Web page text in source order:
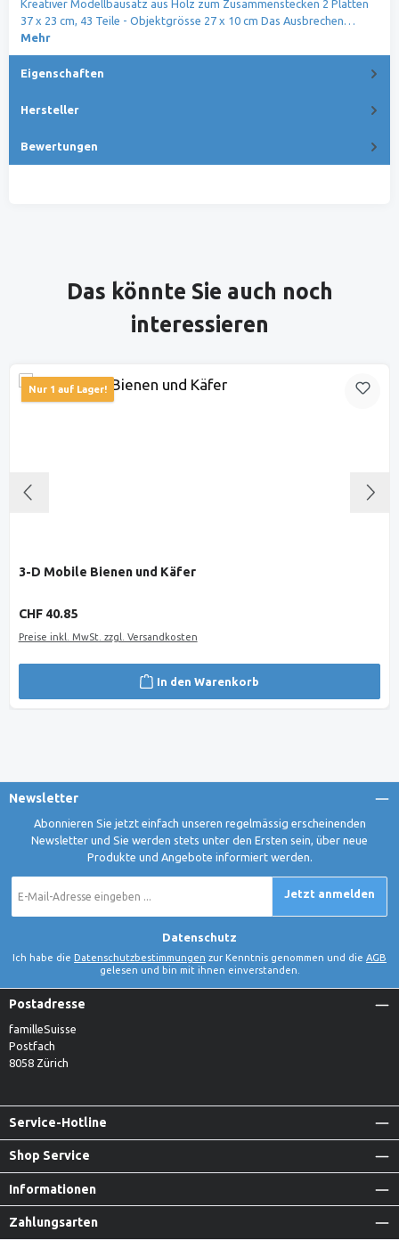
Kreativer Modellbausatz aus Holz zum Zusammenstecken 2 Platten
37 x 23 cm, 43 Teile - Objektgrösse 27 x 10 cm Das Ausbrechen…
Mehr
Eigenschaften
Hersteller
Bewertungen
Produktgalerie überspringen
Das könnte Sie auch noch
interessieren
Nur 1 auf Lager!
3-D Mobile Bienen und Käfer
Regulärer Preis:
CHF 40.85
Preise inkl. MwSt. zzgl. Versandkosten
In den Warenkorb
Newsletter
Abonnieren Sie jetzt einfach unseren regelmässig erscheinenden
Newsletter und Sie werden stets unter den Ersten sein, über neue
Produkte und Angebote informiert werden.
Mail-
Jetzt anmelden
Datenschutz
Ich habe die Datenschutzbestimmungen zur Kenntnis genommen und die AGB
gelesen und bin mit ihnen einverstanden.
Postadresse
familleSuisse
Postfach
8058 Zürich
Service-Hotline
Shop Service
Informationen
Zahlungsarten